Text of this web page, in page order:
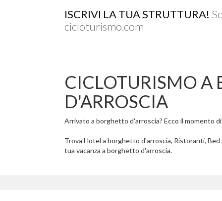
ISCRIVI LA TUA STRUTTURA!
cicloturismo.com
CICLOTURISMO A
D'ARROSCIA
Arrivato a borghetto d'arroscia? Ecco il momento
Trova Hotel a borghetto d'arroscia, Ristoranti,
tua vacanza a borghetto d'arroscia.